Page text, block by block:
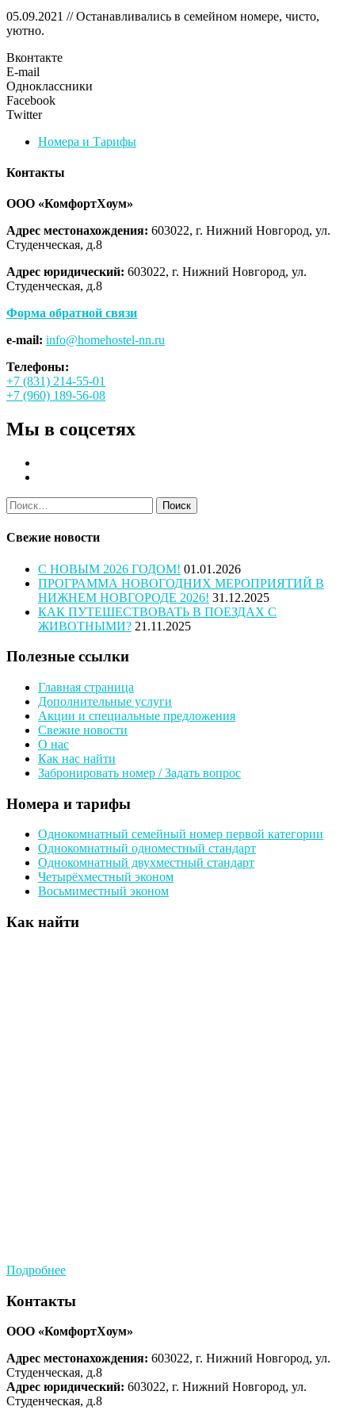
05.09.2021 // Останавливались в семейном номере, чисто,
уютно.
Вконтакте
E-mail
Одноклассники
Facebook
Twitter
Номера и Тарифы
Контакты
ООО «КомфортХоум»
Адрес местонахождения: 603022, г. Нижний Новгород, ул.
Студенческая, д.8
Адрес юридический: 603022, г. Нижний Новгород, ул.
Студенческая, д.8
Форма обратной связи
e-mail: info@homehostel-nn.ru
Телефоны:
+7 (831) 214-55-01
+7 (960) 189-56-08
Мы в соцсетях
Найти:
Свежие новости
С НОВЫМ 2026 ГОДОМ! 01.01.2026
ПРОГРАММА НОВОГОДНИХ МЕРОПРИЯТИЙ В
НИЖНЕМ НОВГОРОДЕ 2026! 31.12.2025
КАК ПУТЕШЕСТВОВАТЬ В ПОЕЗДАХ С
ЖИВОТНЫМИ? 21.11.2025
Полезные ссылки
Главная страница
Дополнительные услуги
Акции и специальные предложения
Свежие новости
О нас
Как нас найти
Забронировать номер / Задать вопрос
Номера и тарифы
Однокомнатный семейный номер первой категории
Однокомнатный одноместный стандарт
Однокомнатный двухместный стандарт
Четырёхместный эконом
Восьмиместный эконом
Как найти
Подробнее
Контакты
ООО «КомфортХоум»
Адрес местонахождения: 603022, г. Нижний Новгород, ул.
Студенческая, д.8
Адрес юридический: 603022, г. Нижний Новгород, ул.
Студенческая, д.8